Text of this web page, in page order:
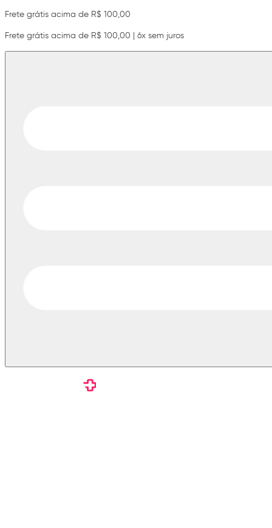
Frete grátis acima de R$ 100,00
Frete grátis acima de R$ 100,00 | 6x sem juros